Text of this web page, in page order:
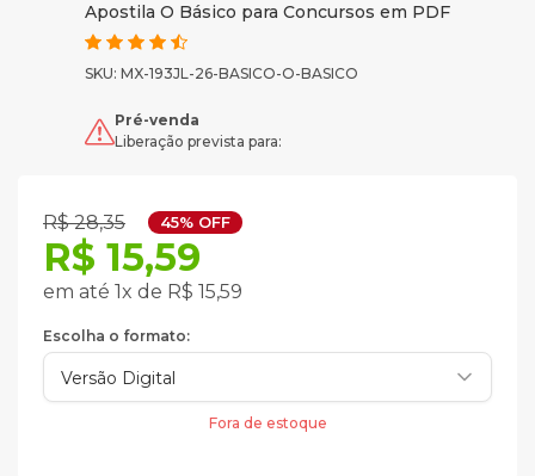
Apostila O Básico para Concursos em PDF
SKU: MX-193JL-26-BASICO-O-BASICO
Pré-venda
Liberação prevista para:
R$ 28,35 45% OFF
R$ 15,59
em até 1x de R$ 15,59
Escolha o formato:
Fora de estoque